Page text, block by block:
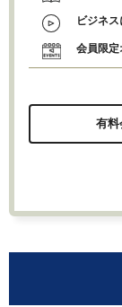
ビジネ
会員限定
有料